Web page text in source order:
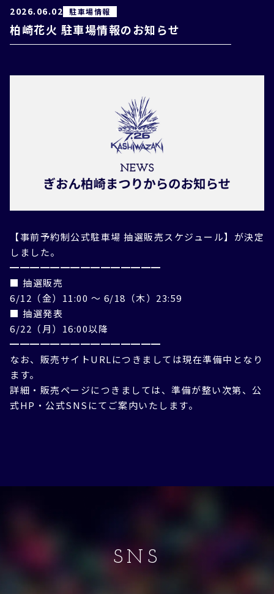
2026.06.02 駐車場情報
柏崎花火 駐車場情報のお知らせ
【事前予約制公式駐車場 抽選販売スケジュール】が決定
しました。
━━━━━━━━━━━━━━━
■ 抽選販売
6/12（金）11:00 ～ 6/18（木）23:59
■ 抽選発表
6/22（月）16:00以降
━━━━━━━━━━━━━━━
なお、販売サイトURLにつきましては現在準備中となり
ます。
詳細・販売ページにつきましては、準備が整い次第、公
式HP・公式SNSにてご案内いたします。
SNS